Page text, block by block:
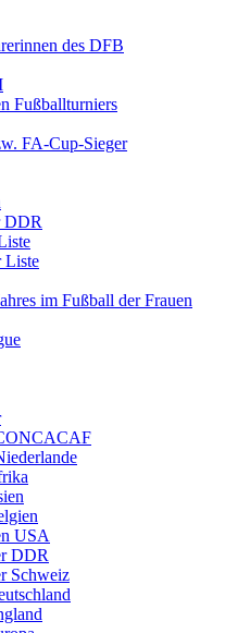
des DFB
Fußballturniers
FA-Cup-Sieger
DDR
Liste
im Fußball der Frauen
USA
DDR
Schweiz